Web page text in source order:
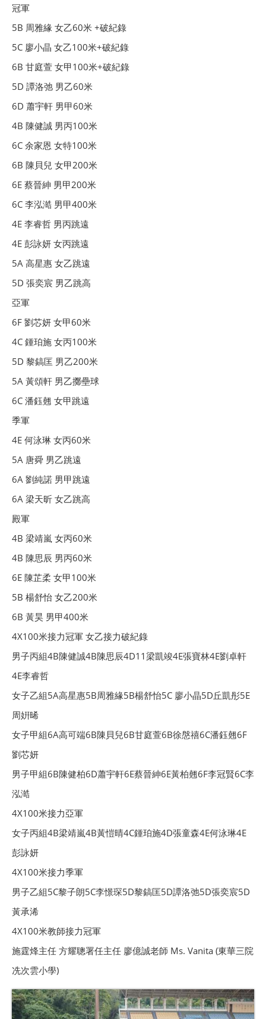
冠軍
5B 周雅緣 女乙60米 +破紀錄
5C 廖小晶 女乙100米+破紀錄
6B 甘庭萱 女甲100米+破紀錄
5D 譚洛弛 男乙60米
6D 蕭宇軒 男甲60米
4B 陳健誠 男丙100米
6C 余家恩 女特100米
6B 陳貝兒 女甲200米
6E 蔡晉紳 男甲200米
6C 李泓澔 男甲400米
4E 李睿哲 男丙跳遠
4E 彭詠妍 女丙跳遠
5A 高星惠 女乙跳遠
5D 張奕宸 男乙跳高
亞軍
6F 劉芯妍 女甲60米
4C 鍾珀施 女丙100米
5D 黎鎬匡 男乙200米
5A 黃頌軒 男乙擲壘球
6C 潘鈺翹 女甲跳遠
季軍
4E 何泳琳 女丙60米
5A 唐舜 男乙跳遠
6A 劉純諾 男甲跳遠
6A 梁天昕 女乙跳高
殿軍
4B 梁靖嵐 女丙60米
4B 陳思辰 男丙60米
6E 陳芷柔 女甲100米
5B 楊舒怡 女乙200米
6B 黃昊 男甲400米
4X100米接力冠軍 女乙接力破紀錄
男子丙組4B陳健誠4B陳思辰4D11梁凱竣4E張寶林4E劉卓軒
4E李睿哲
女子乙組5A高星惠5B周雅緣5B楊舒怡5C 廖小晶5D丘凱彤5E
周姸晞
女子甲組6A高可端6B陳貝兒6B甘庭萱6B徐慇禧6C潘鈺翹6F
劉芯妍
男子甲組6B陳健柏6D蕭宇軒6E蔡晉紳6E黃柏翹6F李冠賢6C李
泓澔
4X100米接力亞軍
女子丙組4B梁靖嵐4B黃愷晴4C鍾珀施4D張童森4E何泳琳4E
彭詠妍
4X100米接力季軍
男子乙組5C黎子朗5C李憬琛5D黎鎬匡5D譚洛弛5D張奕宸5D
黃承浠
4X100米教師接力冠軍
施霆烽主任 方耀聰署任主任 廖億誠老師 Ms. Vanita (東華三院
冼次雲小學)